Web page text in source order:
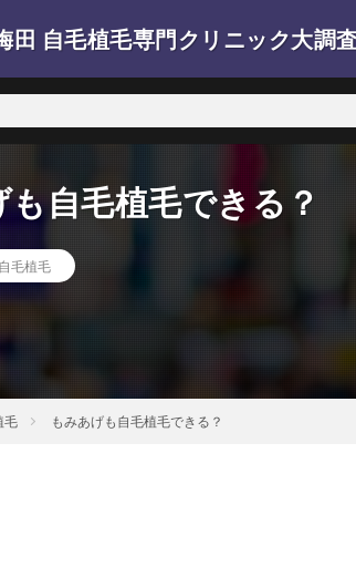
田 自毛植毛専門クリニック大調
も自毛植毛できる？
自毛植毛
毛 もみあげも自毛植毛できる？